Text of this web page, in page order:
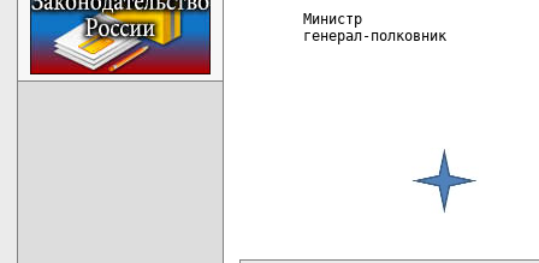
Министр
генерал-полковник